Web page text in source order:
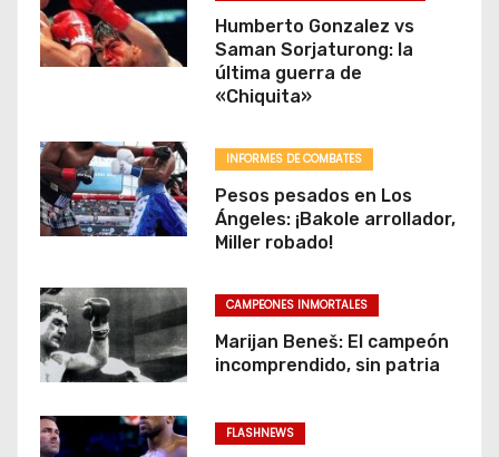
Humberto Gonzalez vs
Saman Sorjaturong: la
última guerra de
«Chiquita»
INFORMES DE COMBATES
Pesos pesados en Los
Ángeles: ¡Bakole arrollador,
Miller robado!
CAMPEONES INMORTALES
Marijan Beneš: El campeón
incomprendido, sin patria
FLASHNEWS